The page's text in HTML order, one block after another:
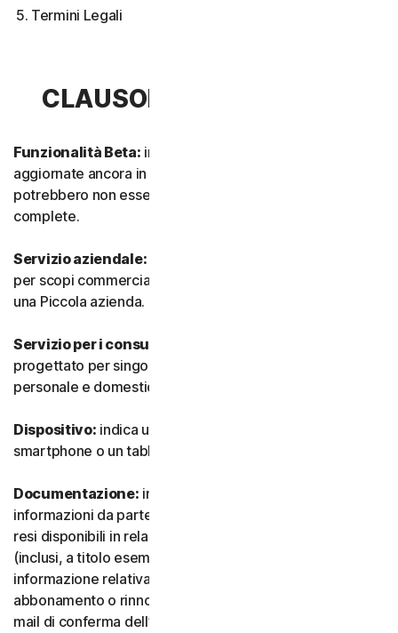
Termini Legali
CLAUSOLA 1 - DEFINIZIONI
Funzionalità Beta: indica funzionalità nuove e/o
aggiornate ancora in modalità test. Tali funzionalità
potrebbero non essere ancora completamente attive o
complete.
Servizio aziendale:
per scopi commerciali e destinato all’utilizzo interno in
una Piccola azienda.
Servizio per i consumatori:
progettato per singoli consumatori e destinato all’utilizzo
personale e domestico.
Dispositivo: indica un computer, un laptop, uno
smartphone o un tablet.
Documentazione: indica tutti i documenti e le
informazioni da parte nostra che accompagnano o sono
resi disponibili in relazione al Servizio e/o al Software
(inclusi, a titolo esemplificativo e non esaustivo, qualsiasi
informazione relativa a confezione, acquisto,
abbonamento o rinnovo, come un acquisto, ricevuta o e-
mail di conferma dell’iscrizione o del rinnovo).